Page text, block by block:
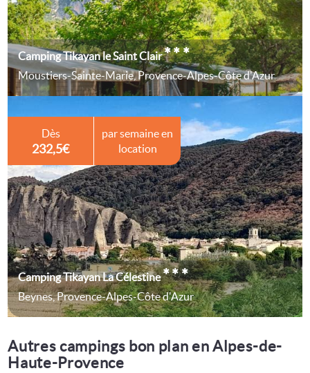
Camping Tikayan le Saint Clair***
Moustiers-Sainte-Marie, Provence-Alpes-Côte d'Azur
Dès
232,5€
par semaine en
location
Camping Tikayan La Célestine***
Beynes, Provence-Alpes-Côte d'Azur
Autres campings bon plan en Alpes-de-
Haute-Provence